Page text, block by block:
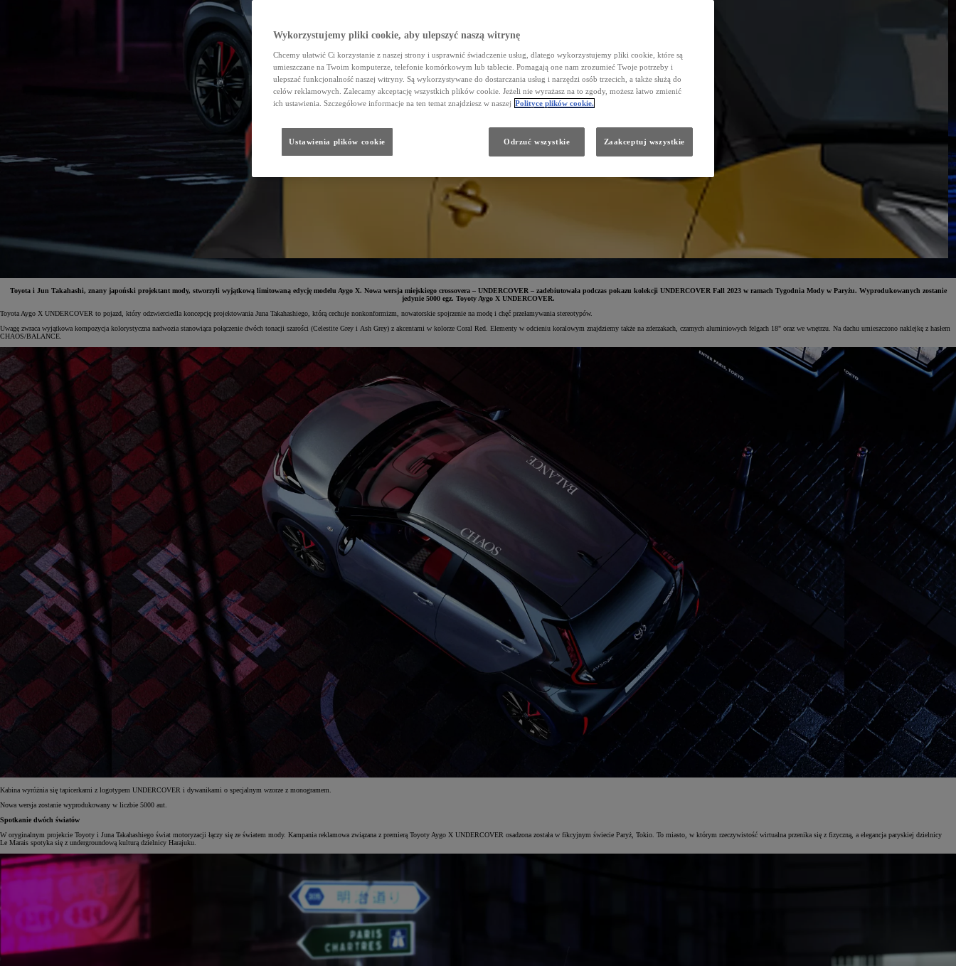
Od81 900 zł
Yaris Cross
Toyota i Jun Takahashi, znany japoński projektant mody, stworzyli wyjątkową limitowaną edycję modelu Aygo X. Nowa wersja miejskiego crossovera – UNDERCOVER – zadebiutowała podczas pokazu kolekcji UNDERCOVER Fall 2023 w ramach Tygodnia Mody w Paryżu. Wyprodukowanych zostanie
jedynie 5000 egz. Toyoty Aygo X UNDERCOVER.
Toyota Aygo X UNDERCOVER to pojazd, który odzwierciedla koncepcję projektowania Juna Takahashiego, którą cechuje nonkonformizm, nowatorskie spojrzenie na modę i chęć przełamywania stereotypów.
Uwagę zwraca wyjątkowa kompozycja kolorystyczna nadwozia stanowiąca połączenie dwóch tonacji szarości (Celestite Grey i Ash Grey) z akcentami w kolorze Coral Red. Elementy w odcieniu koralowym znajdziemy także na zderzakach, czarnych aluminiowych felgach 18" oraz we wnętrzu. Na dachu umieszczono naklejkę z hasłem
CHAOS/BALANCE.
Kabina wyróżnia się tapicerkami z logotypem UNDERCOVER i dywanikami o specjalnym wzorze z monogramem.
Nowa wersja zostanie wyprodukowany w liczbie 5000 aut.
Spotkanie dwóch światów
W oryginalnym projekcie Toyoty i Juna Takahashiego świat motoryzacji łączy się ze światem mody. Kampania reklamowa związana z premierą Toyoty Aygo X UNDERCOVER osadzona została w fikcyjnym świecie Paryż, Tokio. To miasto, w którym rzeczywistość wirtualna przenika się z fizyczną, a elegancja paryskiej dzielnicy
Le Marais spotyka się z undergroundową kulturą dzielnicy Harajuku.
Wykorzystujemy pliki cookie, aby ulepszyć naszą witrynę
Chcemy ułatwić Ci korzystanie z naszej strony i usprawnić świadczenie usług, dlatego wykorzystujemy pliki cookie, które są
umieszczane na Twoim komputerze, telefonie komórkowym lub tablecie. Pomagają one nam zrozumieć Twoje potrzeby i
ulepszać funkcjonalność naszej witryny. Są wykorzystywane do dostarczania usług i narzędzi osób trzecich, a także służą do
celów reklamowych. Zalecamy akceptację wszystkich plików cookie. Jeżeli nie wyrażasz na to zgody, możesz łatwo zmienić
ich ustawienia. Szczegółowe informacje na ten temat znajdziesz w naszej Polityce plików cookie.
Ustawienia plików cookie Odrzuć wszystkie Zaakceptuj wszystkie